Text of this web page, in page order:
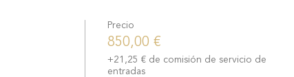
Precio
850,00 €
+21,25 € de comisión de servicio de
entradas